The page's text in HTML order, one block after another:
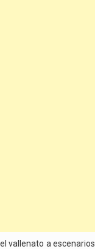
vallenato a escenarios